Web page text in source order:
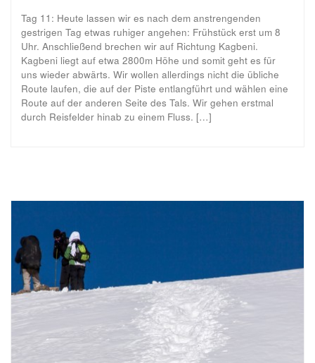
Tag 11: Heute lassen wir es nach dem anstrengenden
gestrigen Tag etwas ruhiger angehen: Frühstück erst um 8
Uhr. Anschließend brechen wir auf Richtung Kagbeni.
Kagbeni liegt auf etwa 2800m Höhe und somit geht es für
uns wieder abwärts. Wir wollen allerdings nicht die übliche
Route laufen, die auf der Piste entlangführt und wählen eine
Route auf der anderen Seite des Tals. Wir gehen erstmal
durch Reisfelder hinab zu einem Fluss. […]